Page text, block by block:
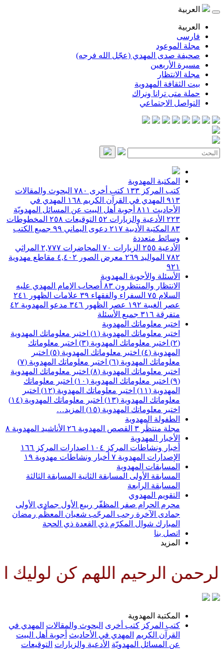
العربية
العربية
فارسی
مجلة الموعود
صحيفة صدى المهدي (عجّل الله فرجه)
مسيرة الأربعين
مجلة الانتظار
بيت الثقافة المهدوية
حملة متى ترانا ونراك
التواصل الاجتماعي
المكتبة المهدوية
كتب المركز ١٣٣ كتب أخرى ٧٨٠ البحوث والمقالات
٩١٣ المهدي في القرآن الكريم ١٦٨
المهدي في
الأحاديث ٨١١ أجوبة أهل البيت عن المسائل المهدويّة
٢٢٣ الأدعية والزيارات ٥٢ التوقيعات ٢٥٨ المخطوطات
٨٣ المكتبة الأدبية ٢١٧ دعوى اليماني ٩٩ جميع الكتب
وسائط متعددة
الأدعية ٢٥٥ الزيارات ٧٠ المحاضرات ٢,٧٧٧ المراثي
٧٨٢ المواليد ٢٦٩ معرض الصور ٤,٤٠٢ مقاطع مهدوية
٩٢١
الأسئلة والأجوبة المهدوية
الانتظار والمنتظرون ٨٣ أصحاب الإمام المهدي عليه
السلام ٧٥ السفراء والفقهاء ٣٩ علامات الظهور
٢٤١
عصر الغيبة ١٩٢ عصر الظهور ٣٤٦ مدعو المهدوية ٤٢
متفرقة ٣١٦ جميع الأسئلة
اختبر معلوماتك المهدوية
اختبر معلوماتك المهدوية (١)
اختبر معلوماتك المهدوية
(٢)
اختبر معلوماتك المهدوية (٣)
اختبر معلوماتك
المهدوية (٤)
اختبر معلوماتك المهدوية (٥)
اختبر
معلوماتك المهدوية (٦)
اختبر معلوماتك المهدوية (٧)
اختبر معلوماتك المهدوية (٨)
اختبر معلوماتك المهدوية
(٩)
اختبر معلوماتك المهدوية (١٠)
اختبر معلوماتك
المهدوية (١١)
اختبر معلوماتك المهدوية (١٢)
اختبر
معلوماتك المهدوية (١٣)
اختبر معلوماتك المهدوية (١٤)
اختبر معلوماتك المهدوية (١٥)
المزيد…
الطفولة المهدوية
مجلة منتظَر ٣ القصص المهدوية ٢٦ الأناشيد المهدوية ٨
الأخبار المهدوية
أخبار ونشاطات المركز ١٠٤ اصدارات المركز ١٦٦
الإصدارات المهدوية ٧ أخبار ونشاطات مهدوية ١٩
المسابقات المهدوية
المسابقة الأولى المسابقة الثانية المسابقة الثالثة
المسابقة الرابعة
التقويم المهدوي
محرم الحرام صفر المظفّر ربيع الأول جمادى الأولى
جمادى الآخرة رجب المرجّب شعبان المعظّم رمضان
المبارك شوال المكرّم ذي القعدة ذي الحجة
اتصل بنا
المزيد
الرحيم اللهم كن لوليك
المكتبة المهدوية
كتب المركز كتب أخرى البحوث والمقالات المهدي في
القرآن الكريم
المهدي في الأحاديث أجوبة أهل البيت
عن المسائل المهدويّة الأدعية والزيارات التوقيعات